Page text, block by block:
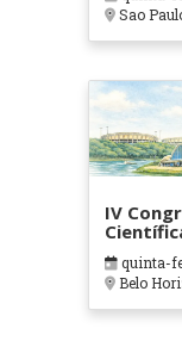
Sao
IV
em
quinta-
Belo